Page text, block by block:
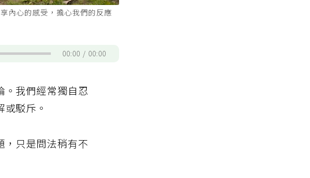
內心的感受，擔心我們的反應
00:00 00:00
我們經常獨自忍
駁斥。
，只是問法稍有不